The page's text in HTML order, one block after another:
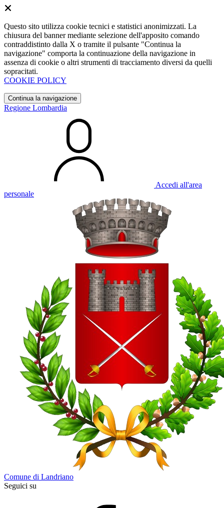
Questo sito utilizza cookie tecnici e statistici anonimizzati. La
chiusura del banner mediante selezione dell'apposito comando
contraddistinto dalla X o tramite il pulsante "Continua la
navigazione" comporta la continuazione della navigazione in
assenza di cookie o altri strumenti di tracciamento diversi da quelli
sopracitati.
COOKIE POLICY
Continua la navigazione
Regione Lombardia
Accedi all'area
personale
Comune di Landriano
Seguici su